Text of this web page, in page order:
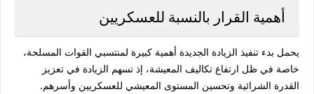
أهمية القرار بالنسبة للعسكريين
يحمل بدء تنفيذ الزيادة الجديدة أهمية كبيرة لمنتسبي القوات المسلحة،
خاصة في ظل ارتفاع تكاليف المعيشة، إذ تسهم الزيادة في تعزيز
القدرة الشرائية وتحسين المستوى المعيشي للعسكريين وأسرهم.